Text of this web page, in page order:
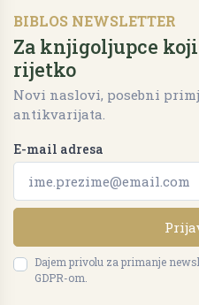
BIBLOS NEWSLETTER
Za knjigoljupce
rijetko
Novi naslovi, posebni
antikvarijata.
E-mail adresa
Dajem privolu za primanje
GDPR-om.